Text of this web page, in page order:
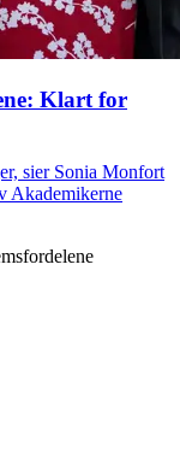
Klart for
sier Sonia Monfort
Akademikerne